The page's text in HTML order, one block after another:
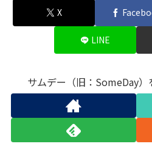
X
LINE
サムデー（旧：SomeDay）